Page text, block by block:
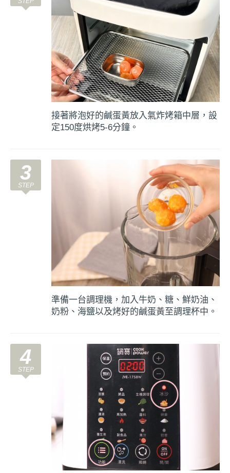
接著將泡好的鹹蛋黃放入氣炸烤箱中層，設
定150度烘烤5-6分鐘。
3
準備一台調理機，加入牛奶、糖、鮮奶油、
奶粉、海鹽以及烤好的鹹蛋黃至調理杯中。
4